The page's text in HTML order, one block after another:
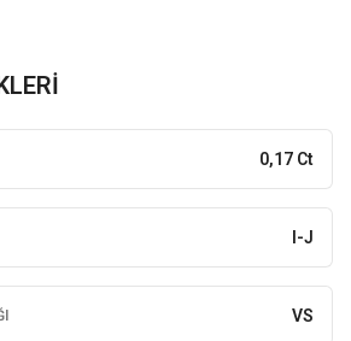
0,17 Ct
I-J
VS